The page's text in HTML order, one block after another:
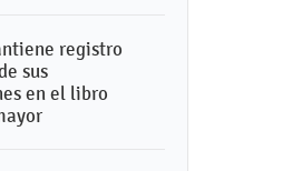
registro
sus
en el libro